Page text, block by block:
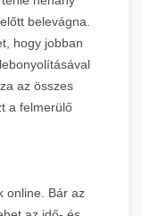
belevágna.
hogy jobban
az összes
a felmerülő
online. Bár az